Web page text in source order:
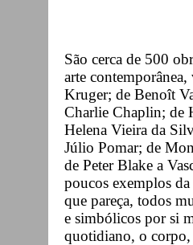
São cerca de 500
arte
Kruger; de Benoît
Charlie Chaplin; de
Helena Vieira da
Júlio Pomar; de
de Peter Blake a
poucos exemplos
que pareça, todos
e simbólicos por si
quotidiano, o corpo,